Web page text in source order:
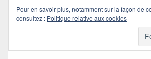
Quichottine
dans28/03/2013 à 01:04
Pour en savoir plus, notamment sur la façon de
consultez : Politique relative aux cookies